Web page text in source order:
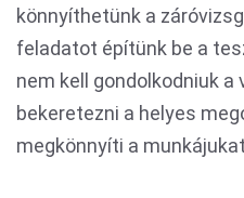
könnyíthetünk a
feladatot építünk be a
nem kell gondolkodniuk a
bekeretezni a helyes
megkönnyíti a